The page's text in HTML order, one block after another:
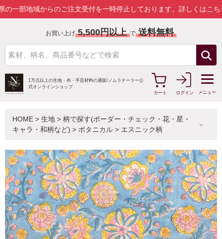
地域からのご注文受付を一時停止しております。 詳しくはこちら
お買い上げ 5,500円以上 で 送料無料
1万点以上の生地・布・手芸材料の通販/ ノムラテーラー公
式オンラインショップ
カート
ログイン メニュー
HOME > 生地 > 柄で探す(ボーダー・チェック・花・星・
キャラ・和柄など) > ボタニカル > エスニック柄